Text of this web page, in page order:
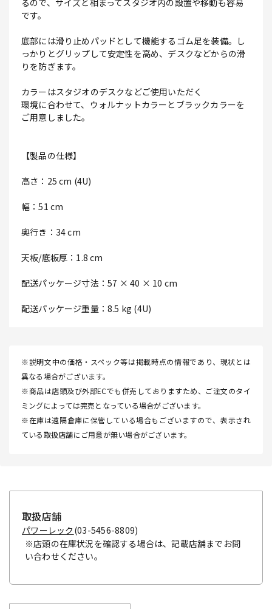
るので、サイズと相まってスタジオ内の設置や移動も容易
です。
底部には滑り止めパッドとして機能するゴム足を装備。し
っかりとグリップして安定性を高め、デスクなどからの滑
りを防ぎます。
カラーはスタジオのデスクなどご使用いただく
環境に合わせて、ウォルナットカラーとブラックカラーを
ご用意しました。
【製品の仕様】
高さ：25 cm (4U)
幅：51 cm
奥行き：34 cm
天板/底板厚：1.8 cm
配送パッケージ寸法：57 × 40 × 10 cm
配送パッケージ重量：8.5 kg (4U)
※説明文中の価格・スペック等は掲載時点の情報であり、現状とは
異なる場合がございます。
※商品は店頭及び外部ECでも併売しておりますため、ご注文のタイ
ミングによっては完売となっている場合がございます。
※在庫は遠隔倉庫に保管している場合もございますので、表示され
ている取扱店舗にご用意が無い場合がございます。
取扱店舗
パワーレック (03-5456-8809)
※店頭の在庫状況を確認する場合は、記載店舗までお問
い合わせください。